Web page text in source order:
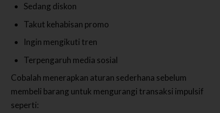
Sedang diskon
Takut kehabisan promo
Ingin mengikuti tren
Terpengaruh media sosial
Cobalah menerapkan aturan sederhana sebelum
membeli barang untuk mengurangi transaksi impulsif
seperti: